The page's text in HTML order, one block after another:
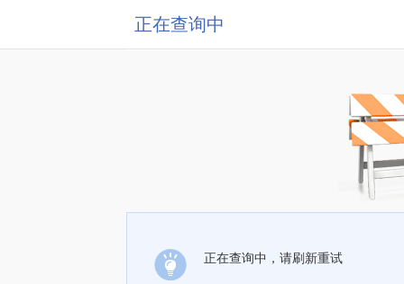
正在查询中
正在查询中，请刷新重试